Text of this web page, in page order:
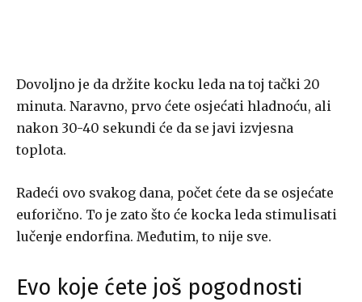
Dovoljno je da držite kocku leda na toj tački 20
minuta. Naravno, prvo ćete osjećati hladnoću, ali
nakon 30-40 sekundi će da se javi izvjesna
toplota.
Radeći ovo svakog dana, počet ćete da se osjećate
euforično. To je zato što će kocka leda stimulisati
lučenje endorfina. Međutim, to nije sve.
Evo koje ćete još pogodnosti